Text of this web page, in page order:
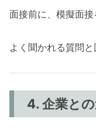
面接前に、模擬面接
よく聞かれる質問と
4. 企業と